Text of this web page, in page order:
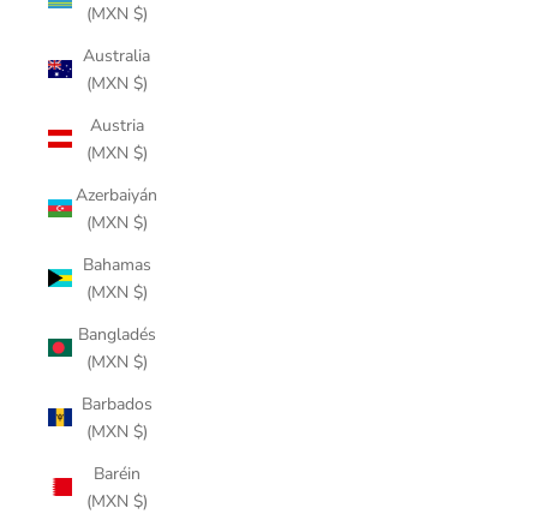
(MXN $)
Australia
(MXN $)
Austria
(MXN $)
Azerbaiyán
(MXN $)
Bahamas
(MXN $)
Bangladés
(MXN $)
Barbados
(MXN $)
Baréin
(MXN $)